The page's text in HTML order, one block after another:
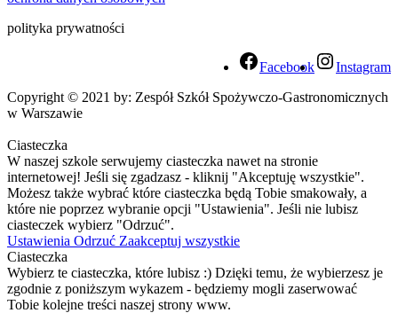
polityka prywatności
Facebook
Instagram
Copyright © 2021 by: Zespół Szkół Spożywczo-Gastronomicznych
w Warszawie
Ciasteczka
W naszej szkole serwujemy ciasteczka nawet na stronie
internetowej! Jeśli się zgadzasz - kliknij "Akceptuję wszystkie".
Możesz także wybrać które ciasteczka będą Tobie smakowały, a
które nie poprzez wybranie opcji "Ustawienia". Jeśli nie lubisz
ciasteczek wybierz "Odrzuć".
Ustawienia Odrzuć Zaakceptuj wszystkie
Ciasteczka
Wybierz te ciasteczka, które lubisz :) Dzięki temu, że wybierzesz je
zgodnie z poniższym wykazem - będziemy mogli zaserwować
Tobie kolejne treści naszej strony www.